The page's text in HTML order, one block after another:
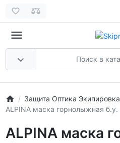
Защита Оптика Экипировка
ALPINA маска горнолыжная б.у.
ALPINA маска